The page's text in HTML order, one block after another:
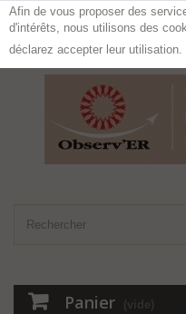
Panier (vide)
Afin de vous proposer des
d'intérêts, nous utilisons des
déclarez accepter leur